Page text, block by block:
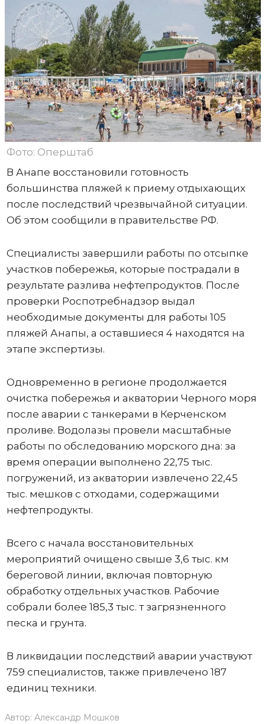
Фото: Оперштаб
В Анапе восстановили готовность
большинства пляжей к приему отдыхающих
после последствий чрезвычайной ситуации.
Об этом сообщили в правительстве РФ.
Специалисты завершили работы по отсыпке
участков побережья, которые пострадали в
результате разлива нефтепродуктов. После
проверки Роспотребнадзор выдал
необходимые документы для работы 105
пляжей Анапы, а оставшиеся 4 находятся на
этапе экспертизы.
Одновременно в регионе продолжается
очистка побережья и акватории Черного моря
после аварии с танкерами в Керченском
проливе. Водолазы провели масштабные
работы по обследованию морского дна: за
время операции выполнено 22,75 тыс.
погружений, из акватории извлечено 22,45
тыс. мешков с отходами, содержащими
нефтепродукты.
Всего с начала восстановительных
мероприятий очищено свыше 3,6 тыс. км
береговой линии, включая повторную
обработку отдельных участков. Рабочие
собрали более 185,3 тыс. т загрязненного
песка и грунта.
В ликвидации последствий аварии участвуют
759 специалистов, также привлечено 187
единиц техники.
Автор: Александр Мошков